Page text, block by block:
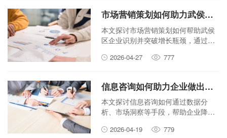
市场营销策划如何助力武侯区企业突破增长瓶颈？
本文探讨市场营销策划如何帮助武侯
区企业识别并突破增长瓶颈，通过本
现持续发展。
2026-04-27 777
信息咨询如何助力企业做出更明智的决策？
本文探讨信息咨询如何通过数据分
析、市场洞察等手段，帮助企业降低
策。2026-04-19 779